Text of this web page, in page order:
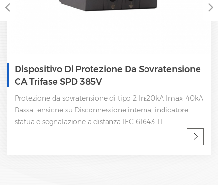
Dispositivo Di Protezione Da Sovratensione
CA Trifase SPD 385V
Protezione da sovratensione di tipo 2 In:20kA Imax: 40kA
Bassa tensione su Disconnessione interna, indicatore
statua e segnalazione a distanza IEC 61643-11